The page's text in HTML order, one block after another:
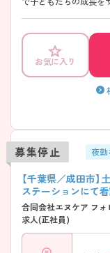
サービス利用補助など
も大きな魅力です。臨
いう方、ワークライフ
う方におすすめの求人
で、お気軽にお問い合
お気に入り
募集停止 夜勤
【千葉県／成田市】
ステーションにて看
合同会社エヌケア フ
求人(正社員)